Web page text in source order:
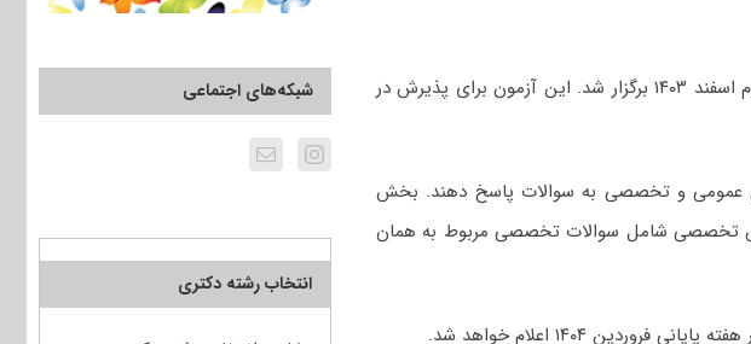
، آزمون دکتری ۱۴۰۴ در روز پنجشنبه دوم اسفند ۱۴۰۳ برگزار شد. این آزمون برای پذیرش در
عمومی و تخصصی به سوالات پاسخ دهند. بخش
تخصصی شامل سوالات تخصصی مربوط به همان
پایانی فروردین ۱۴۰۴ اعلام خواهد شد.
شبکه‌های اجتماعی
انتخاب رشته دکتری